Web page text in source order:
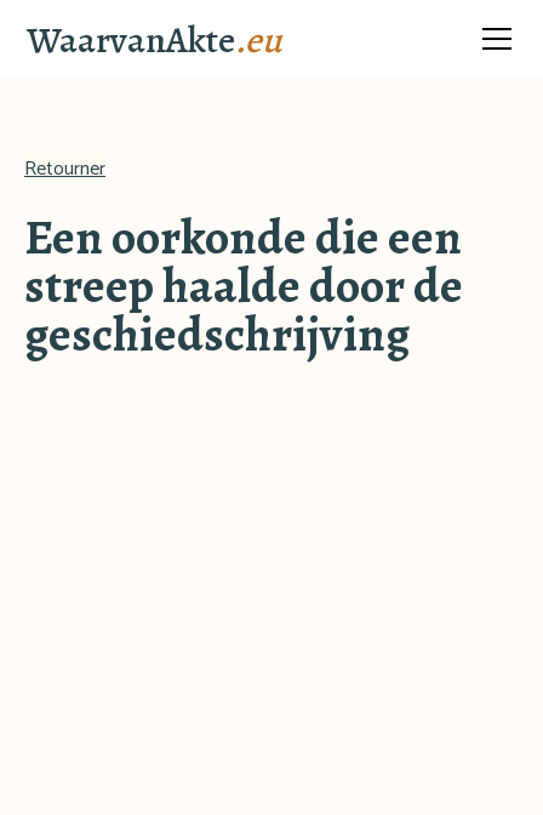
WaarvanAkte.eu
Retourner
Een oorkonde die een
streep haalde door de
geschiedschrijving